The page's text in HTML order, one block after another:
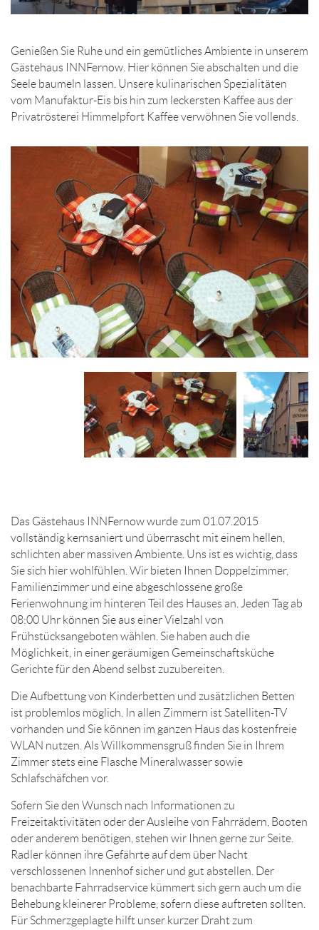
Genießen Sie Ruhe und ein gemütliches Ambiente in unserem
Gästehaus INNFernow. Hier können Sie abschalten und die
Seele baumeln lassen. Unsere kulinarischen Spezialitäten
vom Manufaktur-Eis bis hin zum leckersten Kaffee aus der
Privatrösterei Himmelpfort Kaffee verwöhnen Sie vollends.
Das Gästehaus INNFernow wurde zum 01.07.2015
vollständig kernsaniert und überrascht mit einem hellen,
schlichten aber massiven Ambiente. Uns ist es wichtig, dass
Sie sich hier wohlfühlen. Wir bieten Ihnen Doppelzimmer,
Familienzimmer und eine abgeschlossene große
Ferienwohnung im hinteren Teil des Hauses an. Jeden Tag ab
08:00 Uhr können Sie aus einer Vielzahl von
Frühstücksangeboten wählen. Sie haben auch die
Möglichkeit, in einer geräumigen Gemeinschaftsküche
Gerichte für den Abend selbst zuzubereiten.
Die Aufbettung von Kinderbetten und zusätzlichen Betten
ist problemlos möglich. In allen Zimmern ist Satelliten-TV
vorhanden und Sie können im ganzen Haus das kostenfreie
WLAN nutzen. Als Willkommensgruß finden Sie in Ihrem
Zimmer stets eine Flasche Mineralwasser sowie
Schlafschäfchen vor.
Sofern Sie den Wunsch nach Informationen zu
Freizeitaktivitäten oder der Ausleihe von Fahrrädern, Booten
oder anderem benötigen, stehen wir Ihnen gerne zur Seite.
Radler können ihre Gefährte auf dem über Nacht
verschlossenen Innenhof sicher und gut abstellen. Der
benachbarte Fahrradservice kümmert sich gern auch um die
Behebung kleinerer Probleme, sofern diese auftreten sollten.
Für Schmerzgeplagte hilft unser kurzer Draht zum